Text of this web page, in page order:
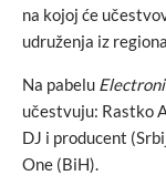
na kojoj će
udruženja iz
Na pabelu
učestvuju: Rastko
DJ i producent
One (BiH).